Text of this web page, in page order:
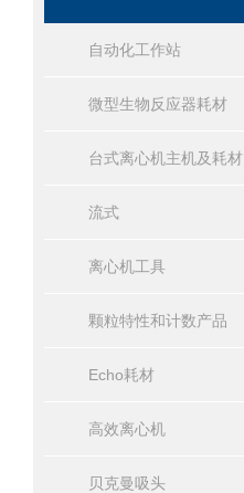
自动化工作站
微型生物反应器耗材
台式离心机主机及耗材
流式
离心机工具
颗粒特性和计数产品
Echo耗材
高效离心机
贝克曼吸头